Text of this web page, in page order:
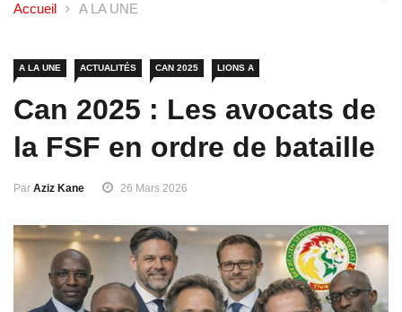
Accueil A LA UNE
A LA UNE ACTUALITÉS CAN 2025 LIONS A
Can 2025 : Les avocats de
la FSF en ordre de bataille
Par Aziz Kane 26 Mars 2026